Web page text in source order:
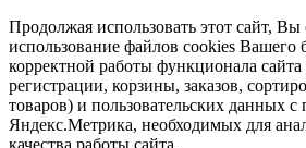
Продолжая использовать этот сайт, Вы
использование файлов cookies Вашего
корректной работы функционала сайта
регистрации, корзины, заказов,
товаров) и пользовательских данных
Яндекс.Метрика, необходимых для
качества работы сайта.